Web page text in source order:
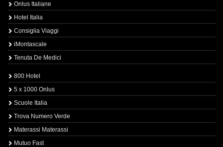
Onlus Italiane
Hotel Italia
Consiglia Viaggi
iMontascale
Tenuta De Medici
800 Hotel
5 x 1000 Onlus
Scuole Italia
Trova Numero Verde
Materassi Materassi
Mutuo Fast